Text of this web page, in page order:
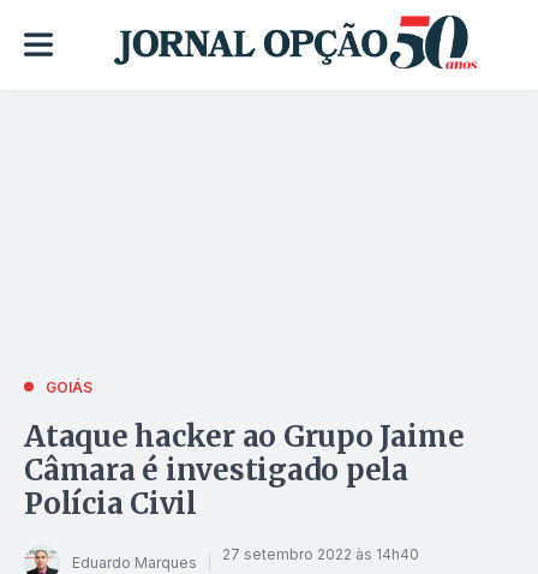
GOIÁS
Ataque hacker ao Grupo Jaime
Câmara é investigado pela
Polícia Civil
Eduardo Marques 27 setembro 2022 às 14h40